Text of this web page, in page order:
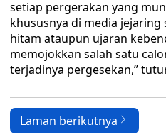
setiap pergerakan yang
khususnya di media jejaring
hitam ataupun ujaran
memojokkan salah satu
terjadinya pergesekan,”
Laman berikutnya